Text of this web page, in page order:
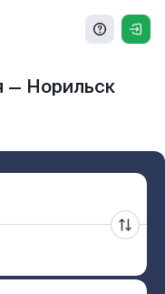
— Норильск